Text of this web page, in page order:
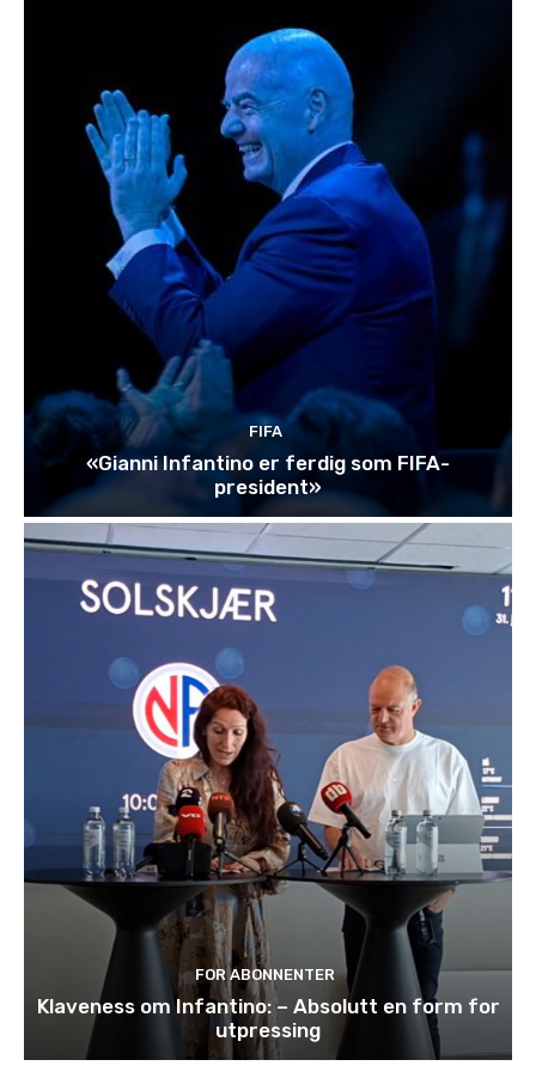
FIFA
«Gianni Infantino er ferdig som FIFA-
president»
FOR ABONNENTER
Klaveness om Infantino: – Absolutt en form for
utpressing